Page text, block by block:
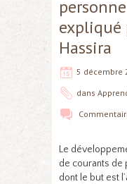
expliqué
Hassira
5 décembre
dans
Le
de courants de
dont le but est